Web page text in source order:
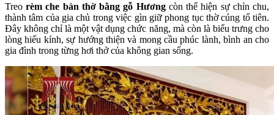
Treorèm che bàn thờ bằng gỗ Hươngcòn thể hiện sự chỉn chu,
thành tâm của gia chủ trong việc gìn giữ phong tục thờ cúng tổ tiên.
Đây không chỉ là một vật dụng chức năng, mà còn là biểu trưng cho
lòng hiếu kính, sự hướng thiện và mong cầu phúc lành, bình an cho
gia đình trong từng hơi thở của không gian sống.